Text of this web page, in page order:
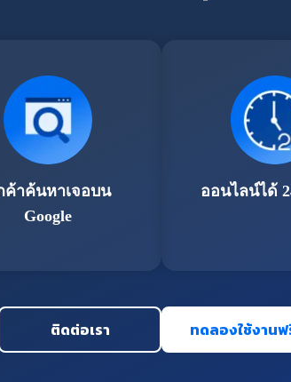
ค้าค้นหาเจอบน
Google
ออนไลน์ได้
ติดต่อเรา ทดลองใช้งาน